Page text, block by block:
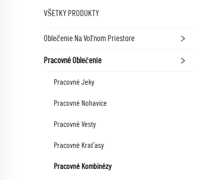
VŠETKY PRODUKTY
Oblečenie Na Voľnom Priestore
Pracovné Oblečenie
Pracovné Jeky
Pracovné Nohavice
Pracovné Vesty
Pracovné Kraťasy
Pracovné Kombinézy